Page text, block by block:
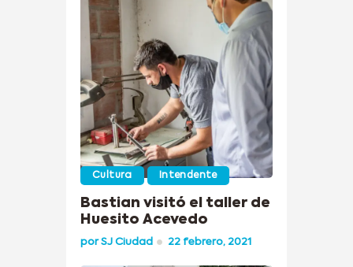
Cultura Intendente
Bastian visitó el taller de
Huesito Acevedo
porSJ Ciudad 22 febrero, 2021